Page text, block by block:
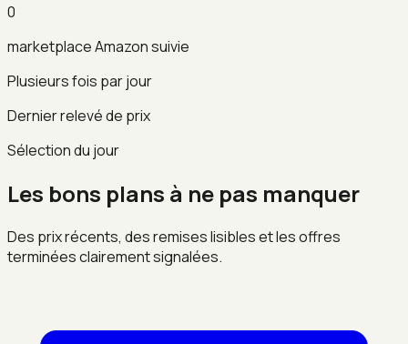
0
marketplace Amazon suivie
Plusieurs fois par jour
Dernier relevé de prix
Sélection du jour
Les bons plans à ne pas manquer
Des prix récents, des remises lisibles et les offres
terminées clairement signalées.